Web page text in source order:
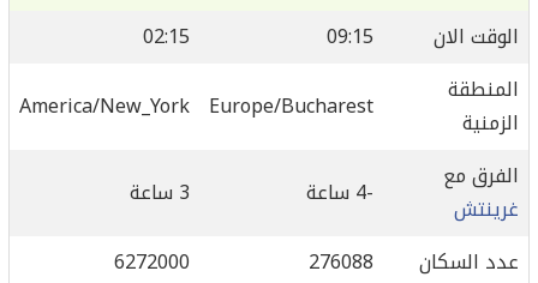
الوقت الان
09:15
02:15
المنطقة
الزمنية
Europe/Bucharest
America/New_York
الفرق مع
غرينتش
-4 ساعة
3 ساعة
عدد السكان
276088
6272000